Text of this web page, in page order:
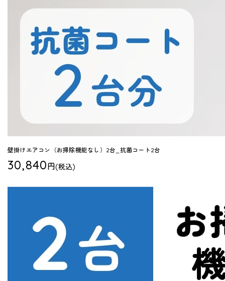
壁掛けエアコン（お掃除機能なし）2台_抗菌コート2台
30,840円(税込)